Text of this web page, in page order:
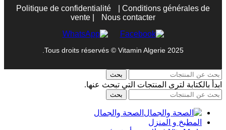
Politique de confidentialité
Conditions générales de
vente
Nous contacter
Tous droits réservés © Vitamin Algerie 2025.
بحث
ابدأ بالكتابة لترى المنتجات التي تبحث عنها.
بحث
الصحة والجمال
المطبخ و المنزل